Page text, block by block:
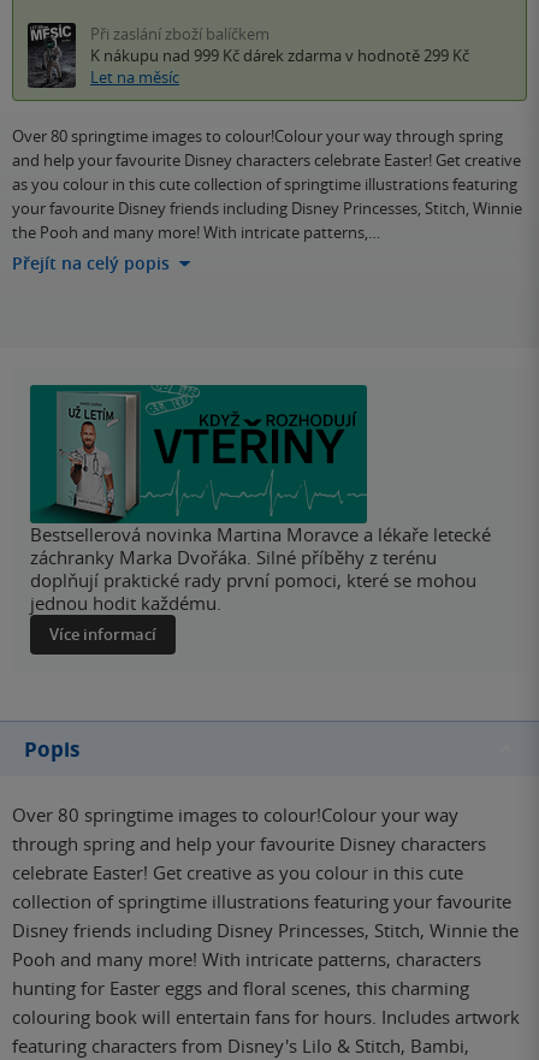
Při zaslání zboží balíčkem
K nákupu nad 999 Kč dárek zdarma v hodnotě 299 Kč
Let na měsíc
Over 80 springtime images to colour!Colour your way through spring
and help your favourite Disney characters celebrate Easter! Get creative
as you colour in this cute collection of springtime illustrations featuring
your favourite Disney friends including Disney Princesses, Stitch, Winnie
the Pooh and many more! With intricate patterns,…
Přejít na celý popis
Bestsellerová novinka Martina Moravce a lékaře letecké
záchranky Marka Dvořáka. Silné příběhy z terénu
doplňují praktické rady první pomoci, které se mohou
jednou hodit každému.
Více informací
Popis
Over 80 springtime images to colour!Colour your way
through spring and help your favourite Disney characters
celebrate Easter! Get creative as you colour in this cute
collection of springtime illustrations featuring your favourite
Disney friends including Disney Princesses, Stitch, Winnie the
Pooh and many more! With intricate patterns, characters
hunting for Easter eggs and floral scenes, this charming
colouring book will entertain fans for hours. Includes artwork
featuring characters from Disney's Lilo & Stitch, Bambi,